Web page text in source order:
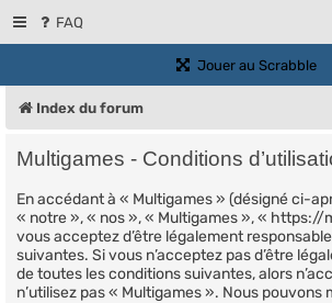
FAQ
Jouer au Scrabble
Index du forum
Multigames - Conditions
En accédant à « Multigames » (désigné ci-
« notre », « nos », « Multigames », « https://
vous acceptez d’être légalement
suivantes. Si vous n’acceptez pas d’être
de toutes les conditions suivantes, alors
n’utilisez pas « Multigames ». Nous pouvons